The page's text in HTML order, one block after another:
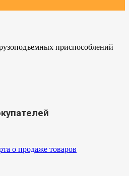
приспособлений
о продаже товаров